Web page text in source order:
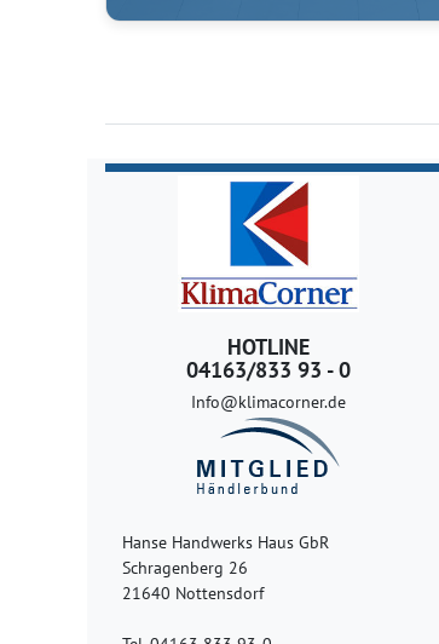
HOTLINE
04163/833 93 - 0
Info@klimacorner.de
Hanse Handwerks Haus GbR
Schragenberg 26
21640 Nottensdorf